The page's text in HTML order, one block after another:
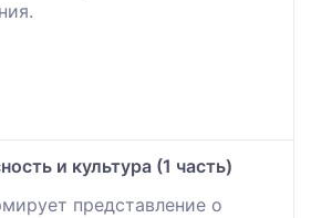
и культура (1 часть)
представление о